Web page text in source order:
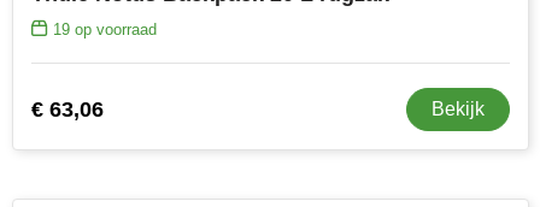
19op voorraad
€ 63,06 Bekijk